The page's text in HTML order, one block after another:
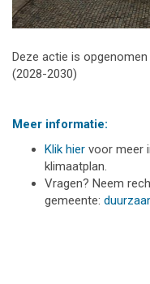
Deze actie is
(2028-2030)
Meer informatie:
Klik hier voor meer
klimaatplan.
Vragen? Neem
gemeente: